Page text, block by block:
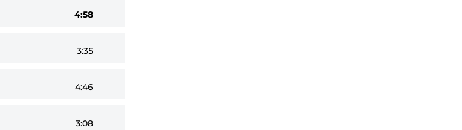
4:58
3:35
4:46
3:08